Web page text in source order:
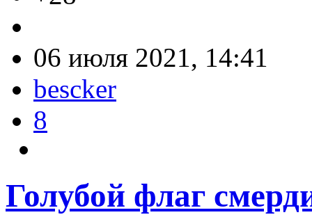
06 июля 2021, 14:41
bescker
8
Голубой флаг